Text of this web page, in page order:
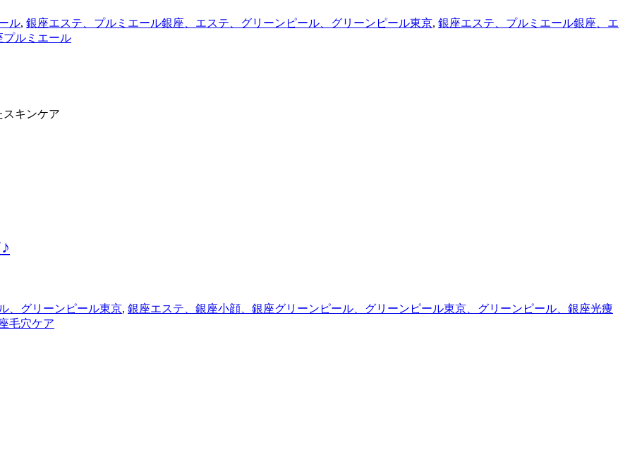
ル, 銀座エステ、プルミエール銀座、エステ、グリーンピール、グリーンピール東京, 銀座エステ、プルミエール銀座、エ
プルミエール
キンケア
、グリーンピール東京, 銀座エステ、銀座小顔、銀座グリーンピール、グリーンピール東京、グリーンピール、銀座光痩
毛穴ケア